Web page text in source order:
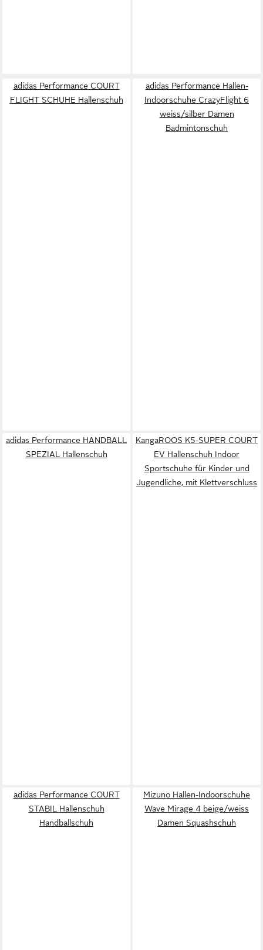
adidas Performance COURT
FLIGHT SCHUHE Hallenschuh
adidas Performance Hallen-
Indoorschuhe CrazyFlight 6
weiss/silber Damen
Badmintonschuh
adidas Performance HANDBALL
SPEZIAL Hallenschuh
KangaROOS K5-SUPER COURT
EV Hallenschuh Indoor
Sportschuhe für Kinder und
Jugendliche, mit Klettverschluss
adidas Performance COURT
STABIL Hallenschuh
Handballschuh
Mizuno Hallen-Indoorschuhe
Wave Mirage 4 beige/weiss
Damen Squashschuh